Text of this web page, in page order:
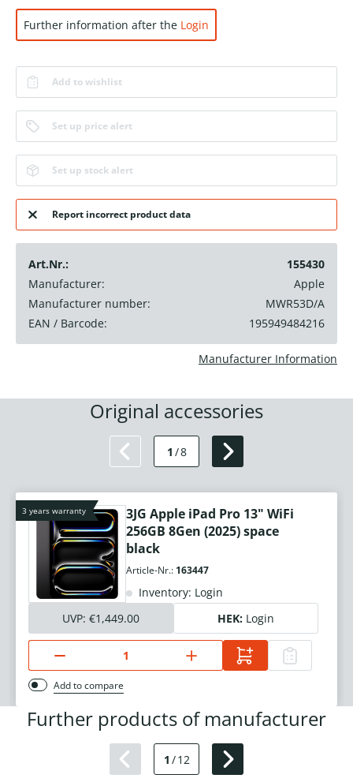
Further information after the Login
Add to wishlist
Set up price alert
Set up stock alert
Report incorrect product data
Art.Nr.:
155430
Manufacturer:
Apple
Manufacturer number:
MWR53D/A
EAN / Barcode:
195949484216
Manufacturer Information
Original accessories
1 /8
3 years warranty
3JG Apple iPad Pro 13" WiFi
256GB 8Gen (2025) space
black
Article-Nr.: 163447
Inventory: Login
UVP: €1,449.00 HEK: Login
Add to compare
Further products of manufacturer
1 /12